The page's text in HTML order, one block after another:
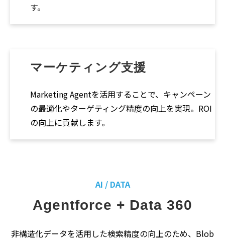
す。
マーケティング支援
Marketing Agentを活用することで、キャンペーン
の最適化やターゲティング精度の向上を実現。ROI
の向上に貢献します。
AI / DATA
Agentforce + Data 360
非構造化データを活用した検索精度の向上のため、Blob